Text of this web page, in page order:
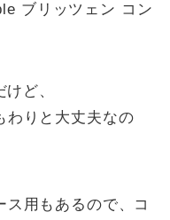
ブリッツェン コン
ど、
わりと大丈夫なの
ス用もあるので、コ